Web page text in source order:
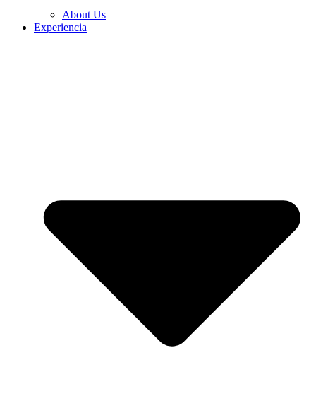
About Us
Experiencia